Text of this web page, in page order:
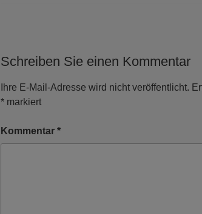
Schreiben Sie einen Kommentar
Ihre E-Mail-Adresse wird nicht veröffentlicht.
* markiert
Kommentar *